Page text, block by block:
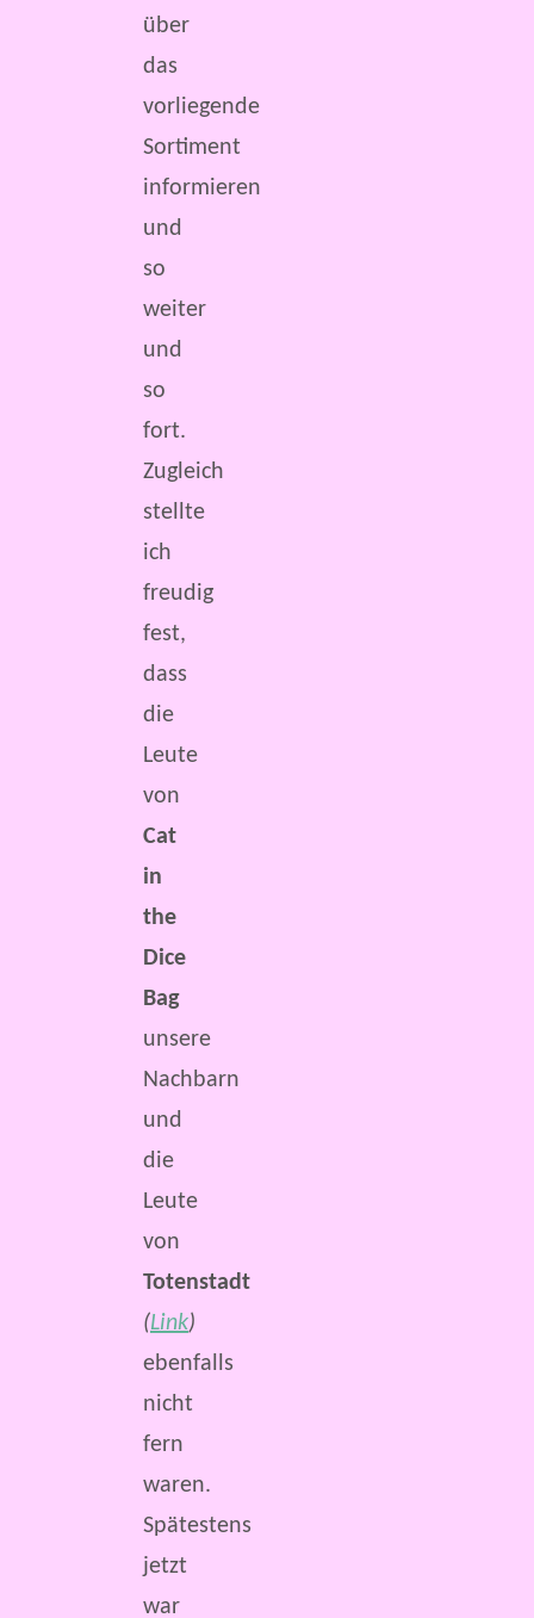
über
das
vorliegende
Sortiment
informieren
und
so
weiter
und
so
fort.
Zugleich
stellte
ich
freudig
fest,
dass
die
Leute
von
Cat
in
the
Dice
Bag
unsere
Nachbarn
und
die
Leute
von
Totenstadt
(Link)
ebenfalls
nicht
fern
waren.
Spätestens
jetzt
war